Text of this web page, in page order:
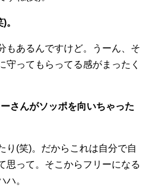
もあるんですけど。うーん、そ
守ってもらってる感がまったく
さんがソッポを向いちゃった
(笑)。だからこれは自分で自
思って。そこからフリーになる
ハ。